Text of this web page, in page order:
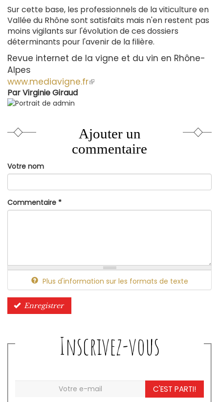
Sur cette base, les professionnels de la viticulture en
Vallée du Rhône sont satisfaits mais n'en restent pas
moins vigilants sur l'évolution de ces dossiers
déterminants pour l'avenir de la filière.
Revue internet de la vigne et du vin en Rhône-
Alpes
www.mediavigne.fr(le
ParVirginie Giraud
Ajouter un
commentaire
Votre nom
Commentaire *
Plus d'information sur les formats de texte
Enregistrer
Inscrivez-vous
C'EST PARTI!